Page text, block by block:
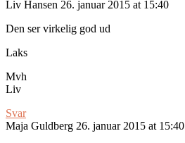
Liv Hansen 26. januar 2015 at 15:40
Den ser virkelig god ud
Laks
Mvh
Liv
Svar
Maja Guldberg 26. januar 2015 at 15:40